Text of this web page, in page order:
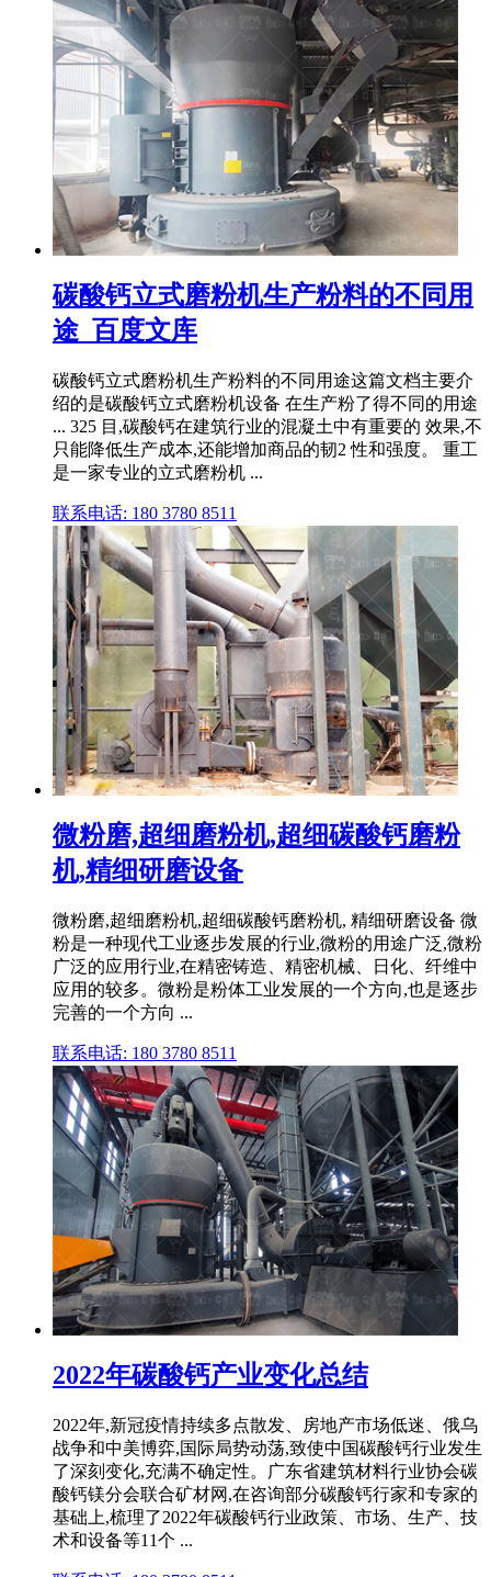
碳酸钙立式磨粉机生产粉料的不同用
途_百度文库
碳酸钙立式磨粉机生产粉料的不同用途这篇文档主要介
绍的是碳酸钙立式磨粉机设备 在生产粉了得不同的用途
... 325 目,碳酸钙在建筑行业的混凝土中有重要的 效果,不
只能降低生产成本,还能增加商品的韧2 性和强度。 重工
是一家专业的立式磨粉机 ...
联系电话: 180 3780 8511
微粉磨,超细磨粉机,超细碳酸钙磨粉
机,精细研磨设备
微粉磨,超细磨粉机,超细碳酸钙磨粉机, 精细研磨设备 微
粉是一种现代工业逐步发展的行业,微粉的用途广泛,微粉
广泛的应用行业,在精密铸造、精密机械、日化、纤维中
应用的较多。微粉是粉体工业发展的一个方向,也是逐步
完善的一个方向 ...
联系电话: 180 3780 8511
2022年碳酸钙产业变化总结
2022年,新冠疫情持续多点散发、房地产市场低迷、俄乌
战争和中美博弈,国际局势动荡,致使中国碳酸钙行业发生
了深刻变化,充满不确定性。广东省建筑材料行业协会碳
酸钙镁分会联合矿材网,在咨询部分碳酸钙行家和专家的
基础上,梳理了2022年碳酸钙行业政策、市场、生产、技
术和设备等11个 ...